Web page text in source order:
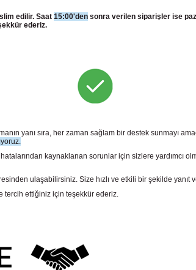
edilir. Saat 15:00'den sonra verilen siparişler ise
ederiz.
yanı sıra, her zaman sağlam bir destek sunmayı
kaynaklanan sorunlar için sizlere yardımcı
ulaşabilirsiniz. Size hızlı ve etkili bir şekilde yanıt
tercih ettiğiniz için teşekkür ederiz.